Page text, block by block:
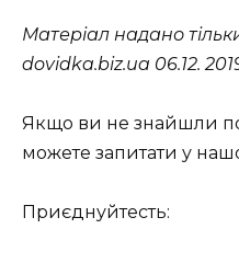
Матеріал надано
dovidka.biz.ua 06.12.
Якщо ви не знайшли
можете запитати у
Приєднуйтесть: